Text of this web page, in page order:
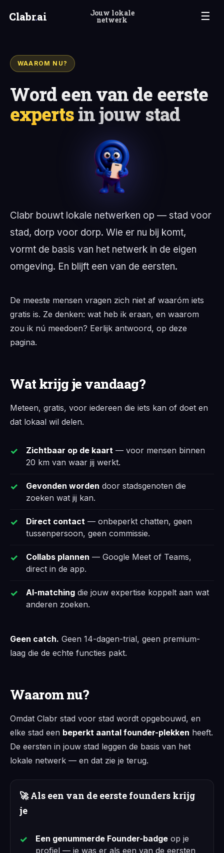
Clabr.ai ☰
Jouw lokale
netwerk
WAAROM NU?
Word een van de eerste
expertsin jouw stad
Clabr bouwt lokale netwerken op — stad voor
stad, dorp voor dorp. Wie er nu bij komt,
vormt de basis van het netwerk in de eigen
omgeving. En blijft een van de eersten.
De meeste mensen vragen zich niet af waaróm iets
gratis is. Ze denken: wat heb ik eraan, en waarom
zou ik nú meedoen? Eerlijk antwoord, op deze
pagina.
Wat krijg je vandaag?
Meteen, gratis, voor iedereen die iets kan of doet en
dat lokaal wil delen.
Zichtbaar op de kaart — voor mensen binnen
20 km van waar jij werkt.
Gevonden worden door stadsgenoten die
zoeken wat jij kan.
Direct contact — onbeperkt chatten, geen
tussenpersoon, geen commissie.
Collabs plannen — Google Meet of Teams,
direct in de app.
AI-matching die jouw expertise koppelt aan wat
anderen zoeken.
Geen catch. Geen 14-dagen-trial, geen premium-
laag die de echte functies pakt.
Waarom nu?
Omdat Clabr stad voor stad wordt opgebouwd, en
elke stad een beperkt aantal founder-plekken heeft.
De eersten in jouw stad leggen de basis van het
lokale netwerk — en dat zie je terug.
🚀 Als een van de eerste founders krijg
je
Een genummerde Founder-badge op je
profiel — je was er als een van de eersten